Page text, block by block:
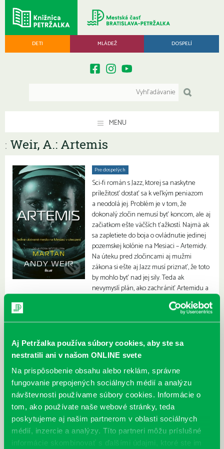
Aj Petržalka používa súbory cookies, aby ste sa
nestratili ani v našom ONLINE svete
Na prispôsobenie obsahu alebo reklám, správne
fungovanie prepojených sociálnych médií a analýzu
návštevnosti používame súbory cookies. Informácie o
tom, ako používate naše webové stránky, teda
poskytujeme aj našim partnerom v oblasti sociálnych
médií, inzercie a analýzy. Títo partneri môžu príslušné
informácie skombinovať s ďalšími údajmi, ktoré ste im
DETI MLÁDEŽ DOSPELÍ
MENU
: Weir, A.: Artemis
Pre dospelých
Sci-fi román s Jazz, ktorej sa naskytne
príležitosť dostať sa k veľkým peniazom
a neodolá jej. Problém je v tom, že
dokonalý zločin nemusí byť koncom, ale aj
začiatkom ešte väčších ťažkostí. Najmä ak
sa zapletiete do boja o ovládnutie jedinej
pozemskej kolónie na Mesiaci – Artemidy.
Na úteku pred zločincami aj mužmi
zákona si ešte aj Jazz musí priznať, že toto
by mohlo byť nad jej sily. Teda ak
nevymyslí plán, ako zachrániť Artemidu a